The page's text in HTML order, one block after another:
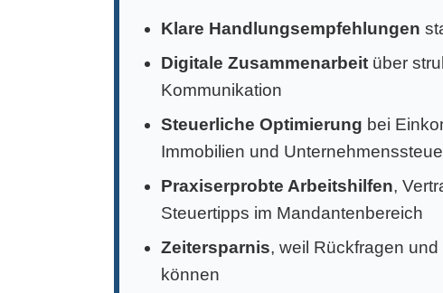
Klare Handlungsempfehlungen
Digitale Zusammenarbeit über
Kommunikation
Steuerliche Optimierung bei
Immobilien und
Praxiserprobte Arbeitshilfen,
Steuertipps im Mandantenbereich
Zeitersparnis, weil Rückfragen
können